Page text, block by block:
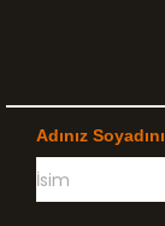
Adınız